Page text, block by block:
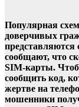
Популярная
доверчивых
представляются
сообщают, что
SIM-карты.
сообщить код,
жертве на
мошенники